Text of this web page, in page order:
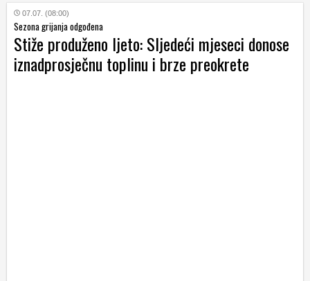
07.07. (08:00)
Sezona grijanja odgođena
Stiže produženo ljeto: Sljedeći mjeseci donose
iznadprosječnu toplinu i brze preokrete